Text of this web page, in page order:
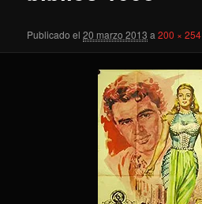
Publicado el 20 marzo 2013 a200 × 254